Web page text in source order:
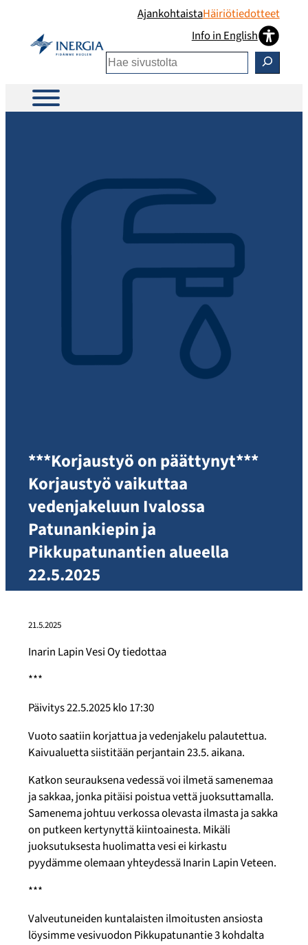
AjankohtaistaHäiriötiedotteet
Info in English
Etsi
***Korjaustyö on päättynyt***
Korjaustyö vaikuttaa
vedenjakeluun Ivalossa
Patunankiepin ja
Pikkupatunantien alueella
22.5.2025
21.5.2025
Inarin Lapin Vesi Oy tiedottaa
***
Päivitys 22.5.2025 klo 17:30
Vuoto saatiin korjattua ja vedenjakelu palautettua.
Kaivualuetta siistitään perjantain 23.5. aikana.
Katkon seurauksena vedessä voi ilmetä samenemaa
ja sakkaa, jonka pitäisi poistua vettä juoksuttamalla.
Samenema johtuu verkossa olevasta ilmasta ja sakka
on putkeen kertynyttä kiintoainesta. Mikäli
juoksutuksesta huolimatta vesi ei kirkastu
pyydämme olemaan yhteydessä Inarin Lapin Veteen.
***
Valveutuneiden kuntalaisten ilmoitusten ansiosta
löysimme vesivuodon Pikkupatunantie 3 kohdalta